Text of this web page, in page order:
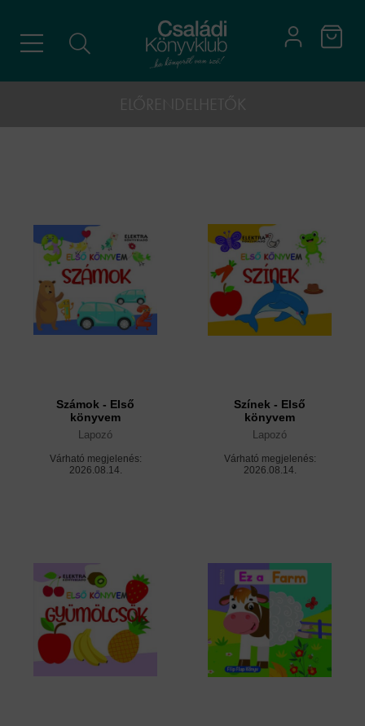
Számok - Első
könyvem
Lapozó
Várható megjelenés:
2026.08.14.
Színek - Első
könyvem
Lapozó
Várható megjelenés:
2026.08.14.